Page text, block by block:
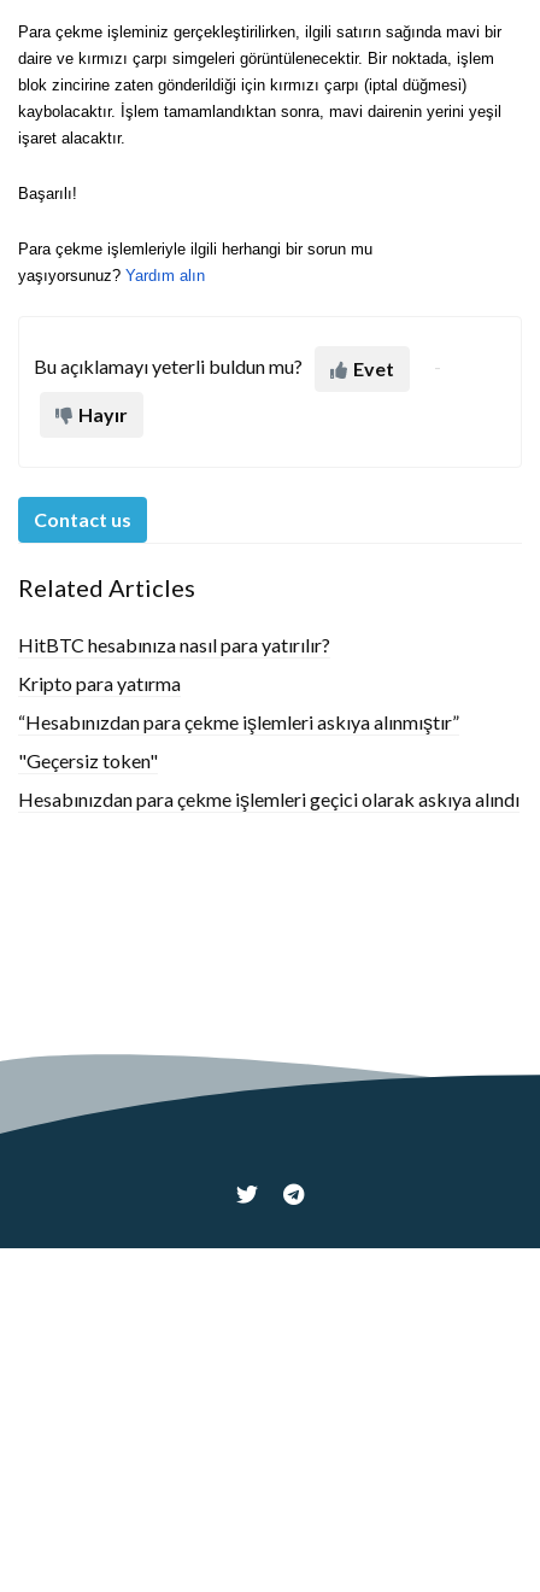
Para çekme işleminiz gerçekleştirilirken, ilgili satırın sağında mavi bir
daire ve kırmızı çarpı simgeleri görüntülenecektir. Bir noktada, işlem
blok zincirine zaten gönderildiği için kırmızı çarpı (iptal düğmesi)
kaybolacaktır. İşlem tamamlandıktan sonra, mavi dairenin yerini yeşil
işaret alacaktır.
Başarılı!
Para çekme işlemleriyle ilgili herhangi bir sorun mu
yaşıyorsunuz? Yardım alın
Bu açıklamayı yeterli buldun mu?
Evet
Hayır
Contact us
Related Articles
HitBTC hesabınıza nasıl para yatırılır?
Kripto para yatırma
“Hesabınızdan para çekme işlemleri askıya alınmıştır”
"Geçersiz token"
Hesabınızdan para çekme işlemleri geçici olarak askıya alındı